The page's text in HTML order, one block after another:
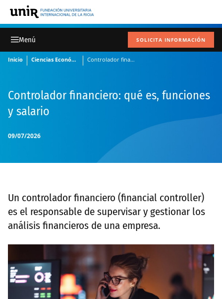
SOLICITA INFORMACIÓN
Inicio Ciencias Económicas y Administrativas Controlador financiero: qué es, funciones y salario
09/07/2026
Controlador financiero: qué es, funciones
y salario
Un controlador financiero (financial controller)
es el responsable de supervisar y gestionar los
análisis financieros de una empresa.